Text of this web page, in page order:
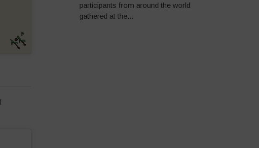
participants from around the world
gathered at the...